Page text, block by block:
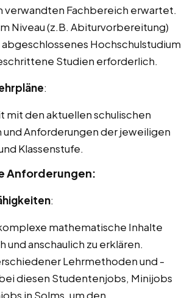
verwandten Fachbereich erwartet.
Niveau (z.B. Abiturvorbereitung)
Hochschulstudium
Studien erforderlich.
:
mit den aktuellen schulischen
und Anforderungen der jeweiligen
Klassenstufe.
Anforderungen:
:
mathematische Inhalte
und anschaulich zu erklären.
Lehrmethoden und -
diesen Studentenjobs, Minijobs
in Solms, um den